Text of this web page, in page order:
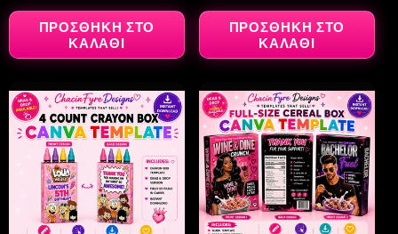
ΠΡΟΣΘΉΚΗ ΣΤΟ
ΚΑΛΆΘΙ
τιμή
έκπτωσης
ΠΡΟΣΘΉΚΗ ΣΤΟ
ΚΑΛΆΘΙ